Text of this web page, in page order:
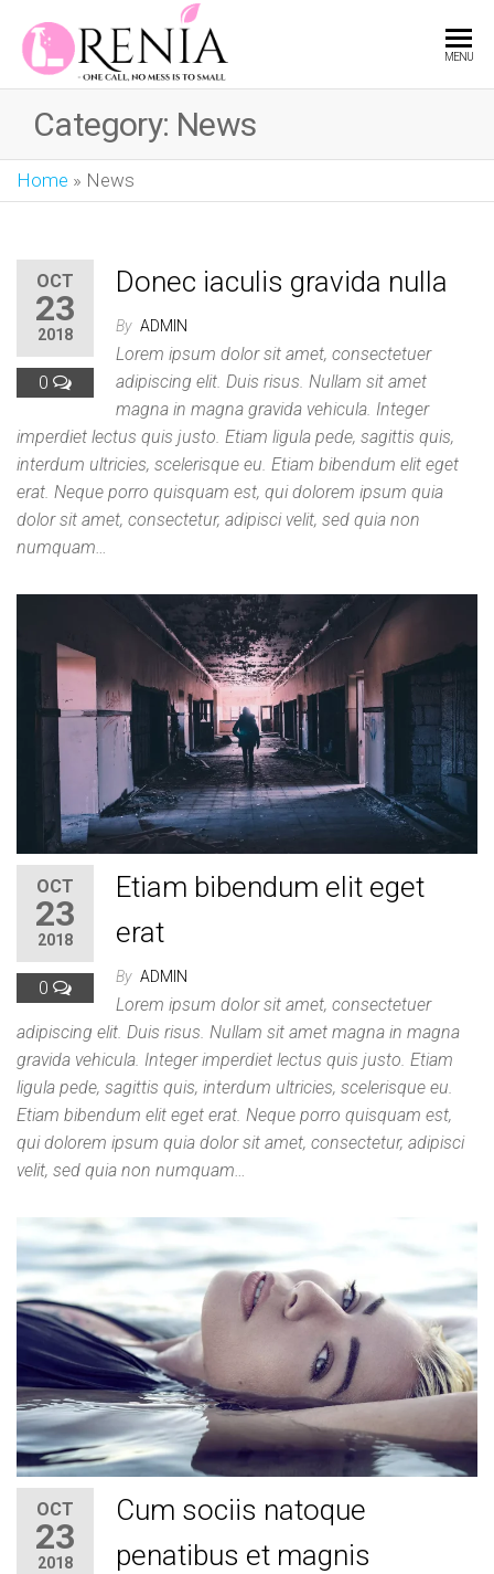
mess
MENU
Category: News
Home » News
OCT
23
2018
0
Donec iaculis gravida nulla
By ADMIN
Lorem ipsum dolor sit amet, consectetuer
adipiscing elit. Duis risus. Nullam sit amet
magna in magna gravida vehicula. Integer
imperdiet lectus quis justo. Etiam ligula pede, sagittis quis,
interdum ultricies, scelerisque eu. Etiam bibendum elit eget
erat. Neque porro quisquam est, qui dolorem ipsum quia
dolor sit amet, consectetur, adipisci velit, sed quia non
numquam…
OCT
23
2018
0
Etiam bibendum elit eget
erat
By ADMIN
Lorem ipsum dolor sit amet, consectetuer
adipiscing elit. Duis risus. Nullam sit amet magna in magna
gravida vehicula. Integer imperdiet lectus quis justo. Etiam
ligula pede, sagittis quis, interdum ultricies, scelerisque eu.
Etiam bibendum elit eget erat. Neque porro quisquam est,
qui dolorem ipsum quia dolor sit amet, consectetur, adipisci
velit, sed quia non numquam…
OCT
23
2018
Cum sociis natoque
penatibus et magnis